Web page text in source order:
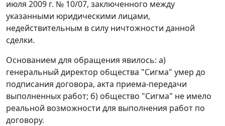
июля 2009 г. № 10/07, заключенного между
указанными юридическими лицами,
недействительным в силу ничтожности данной
сделки.
Основанием для обращения явилось: а)
генеральный директор общества "Сигма" умер до
подписания договора, акта приема-передачи
выполненных работ; б) общество "Сигма" не имело
реальной возможности для выполнения работ по
договору.